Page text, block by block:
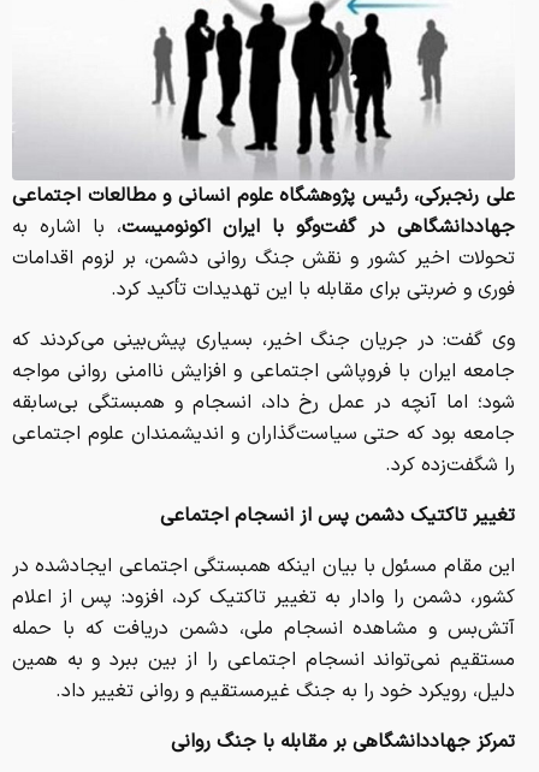
علی رنجبرکی، رئیس پژوهشگاه علوم انسانی و مطالعات اجتماعی
جهاددانشگاهی در گفت‌وگو با ایران اکونومیست، با اشاره به
تحولات اخیر کشور و نقش جنگ روانی دشمن، بر لزوم اقدامات
فوری و ضربتی برای مقابله با این تهدیدات تأکید کرد.
وی گفت: در جریان جنگ اخیر، بسیاری پیش‌بینی می‌کردند که
جامعه ایران با فروپاشی اجتماعی و افزایش ناامنی روانی مواجه
شود؛ اما آنچه در عمل رخ داد، انسجام و همبستگی بی‌سابقه
جامعه بود که حتی سیاست‌گذاران و اندیشمندان علوم اجتماعی
را شگفت‌زده کرد.
تغییر تاکتیک دشمن پس از انسجام اجتماعی
این مقام مسئول با بیان اینکه همبستگی اجتماعی ایجادشده در
کشور، دشمن را وادار به تغییر تاکتیک کرد، افزود: پس از اعلام
آتش‌بس و مشاهده انسجام ملی، دشمن دریافت که با حمله
مستقیم نمی‌تواند انسجام اجتماعی را از بین ببرد و به همین
دلیل، رویکرد خود را به جنگ غیرمستقیم و روانی تغییر داد.
تمرکز جهاددانشگاهی بر مقابله با جنگ روانی